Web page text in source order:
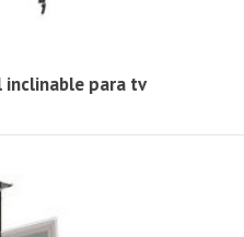
para tv